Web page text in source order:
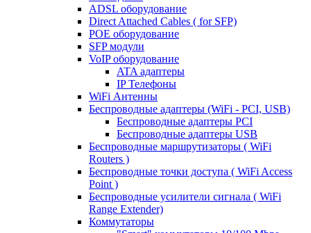
ADSL оборудование
Direct Attached Cables ( for SFP)
POE оборудование
SFP модули
VoIP оборудование
ATA адаптеры
IP Телефоны
WiFi Антенны
Беспроводные адаптеры (WiFi - PCI, USB)
Беспроводные адаптеры PCI
Беспроводные адаптеры USB
Беспроводные маршрутизаторы ( WiFi
Routers )
Беспроводные точки доступа ( WiFi Access
Point )
Беспроводные усилители сигнала ( WiFi
Range Extender)
Коммутаторы